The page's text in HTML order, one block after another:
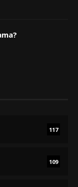
117
109